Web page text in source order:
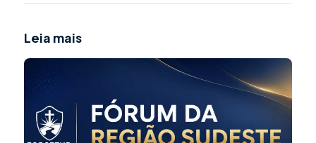
Leia mais